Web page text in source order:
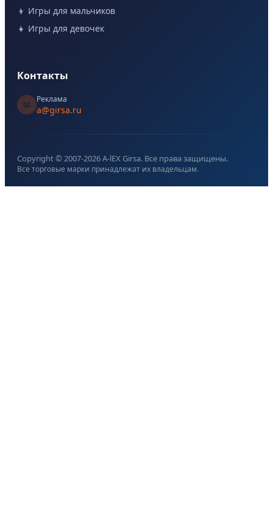
👦 Игры для мальчиков
👧 Игры для девочек
Контакты
📧
Реклама
a@girsa.ru
Copyright © 2007-2026A-lEX Girsa. Все права защищены.
Все торговые марки принадлежат их владельцам.